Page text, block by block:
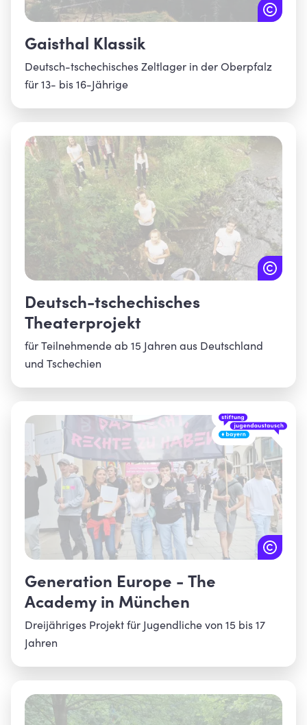
Gaisthal Klassik
Deutsch-tschechisches Zeltlager in der Oberpfalz
für 13- bis 16-Jährige
Deutsch-tschechisches
Theaterprojekt
für Teilnehmende ab 15 Jahren aus Deutschland
und Tschechien
Generation Europe - The
Academy in München
Dreijähriges Projekt für Jugendliche von 15 bis 17
Jahren